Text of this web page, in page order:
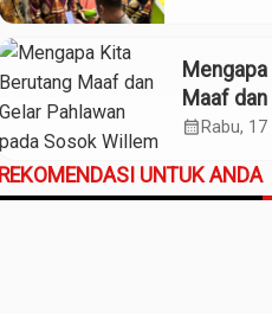
Maaf
calendar_month Rabu,
REKOMENDASI UNTUK ANDA